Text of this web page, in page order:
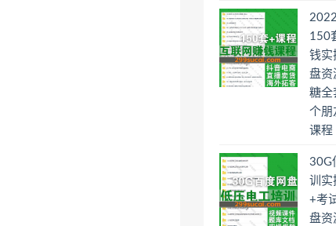
150
钱实
盘资
糖全
个朋
课程
30G
训实
+考
盘资